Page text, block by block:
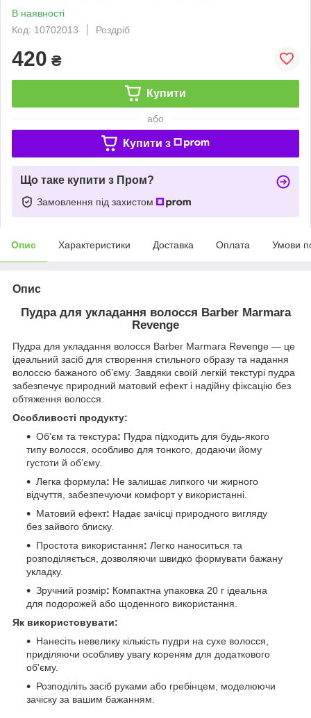
В наявності
Код: 10702013
Роздріб
420 ₴
Купити
або
Купити з
Що таке купити з Пром?
Замовлення під захистом
Опис Характеристики Доставка Оплата Умови
Опис
Пудра для укладання волосся Barber Marmara
Revenge
Пудра для укладання волосся Barber Marmara Revenge — це
ідеальний засіб для створення стильного образу та надання
волоссю бажаного об’єму. Завдяки своїй легкій текстурі пудра
забезпечує природний матовий ефект і надійну фіксацію без
обтяження волосся.
Особливості продукту:
Об'єм та текстура: Пудра підходить для будь-якого
типу волосся, особливо для тонкого, додаючи йому
густоти й об’єму.
Легка формула: Не залишає липкого чи жирного
відчуття, забезпечуючи комфорт у використанні.
Матовий ефект: Надає зачісці природного вигляду
без зайвого блиску.
Простота використання: Легко наноситься та
розподіляється, дозволяючи швидко формувати бажану
укладку.
Зручний розмір: Компактна упаковка 20 г ідеальна
для подорожей або щоденного використання.
Як використовувати:
Нанесіть невелику кількість пудри на сухе волосся,
приділяючи особливу увагу кореням для додаткового
об'єму.
Розподіліть засіб руками або гребінцем, моделюючи
зачіску за вашим бажанням.